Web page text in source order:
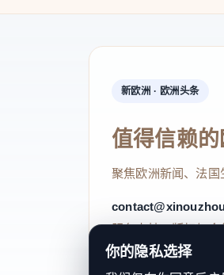
新欧洲 · 欧洲头条
值得信赖
聚焦欧洲新闻、法
服务支持、版权与
你的隐私选择